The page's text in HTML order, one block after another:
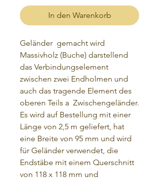
In den Warenkorb
Geländer gemacht wird
Massivholz (Buche) darstellend
das Verbindungselement
zwischen zwei Endholmen und
auch das tragende Element des
oberen Teils a Zwischengeländer.
Es wird auf Bestellung mit einer
Länge von 2,5 m geliefert, hat
eine Breite von 95 mm und wird
für Geländer verwendet, die
Endstäbe mit einem Querschnitt
von 118 x 118 mm und